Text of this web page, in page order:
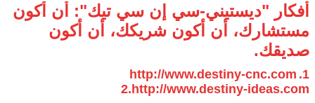
أفكار "ديستيني-سي إن سي تيك": أن أكون
مستشارك، أن أكون شريكك، أن أكون
صديقك.
1.
http://www.destiny-cnc.com
2.http://www.destiny-ideas.com